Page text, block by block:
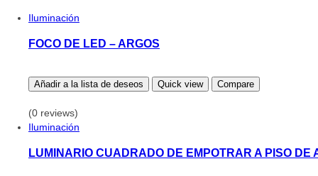
Iluminación
FOCO DE LED – ARGOS
Añadir a la lista de deseos Quick view Compare
(0 reviews)
Iluminación
LUMINARIO CUADRADO DE EMPOTRAR A PISO DE